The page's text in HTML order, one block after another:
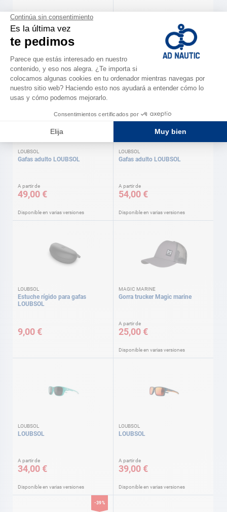
LOUBSOL
LOUBSOL
A partir de
39,00 €
Disponible en varias versiones
39,00 €
Disponible en varias versiones
LOUBSOL
Gafas adulto LOUBSOL
A partir de
49,00 €
Disponible en varias versiones
LOUBSOL
Gafas adulto LOUBSOL
A partir de
54,00 €
Disponible en varias versiones
LOUBSOL
Estuche rígido para gafas
LOUBSOL
9,00 €
MAGIC MARINE
Gorra trucker Magic marine
A partir de
25,00 €
Disponible en varias versiones
LOUBSOL
LOUBSOL
A partir de
34,00 €
Disponible en varias versiones
LOUBSOL
LOUBSOL
A partir de
39,00 €
Disponible en varias versiones
-39%